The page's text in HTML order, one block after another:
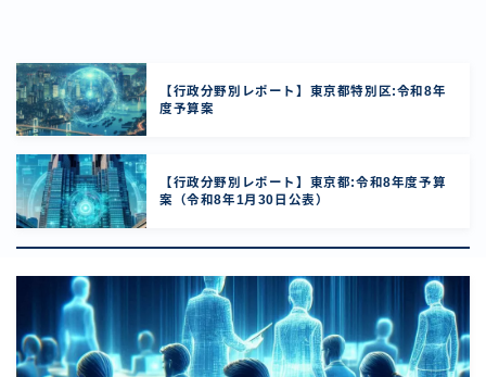
【行政分野別レポート】東京都特別区:令和8年
度予算案
【行政分野別レポート】東京都:令和8年度予算
案（令和8年1月30日公表）